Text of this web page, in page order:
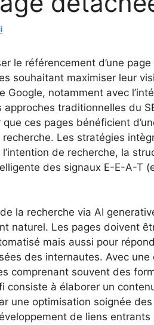
le référencement d’une
souhaitant maximiser leur
Google, notamment avec
traditionnelles du
que ces pages bénéficient
Les stratégies
de recherche, la
des signaux E-E-A-T
la recherche via AI
naturel. Les pages doivent
mais aussi pour
des internautes. Avec
comprenant souvent des
consiste à élaborer un
une optimisation soignée
de liens